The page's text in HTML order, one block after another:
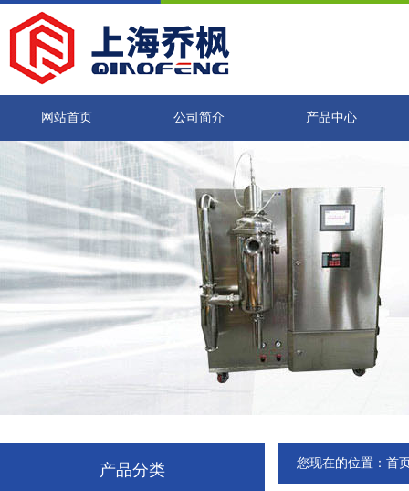
网站首页 公司简介 产品中心
产品分类 您现在的位置： 首